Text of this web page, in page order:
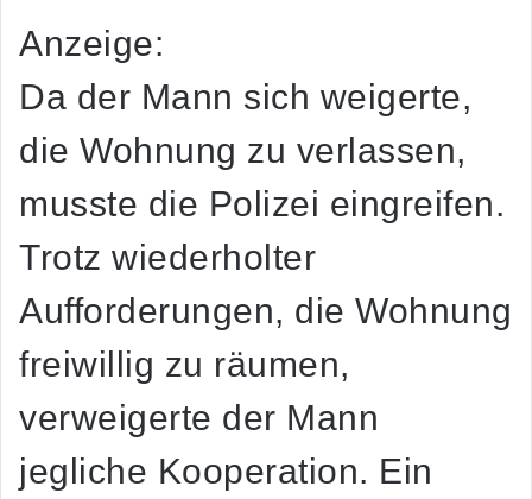
Anzeige:
Da der Mann sich weigerte,
die Wohnung zu verlassen,
musste die Polizei eingreifen.
Trotz wiederholter
Aufforderungen, die Wohnung
freiwillig zu räumen,
verweigerte der Mann
jegliche Kooperation. Ein